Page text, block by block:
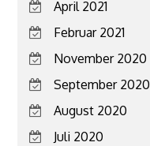
April 2021
Februar 2021
November 2020
September 2020
August 2020
Juli 2020